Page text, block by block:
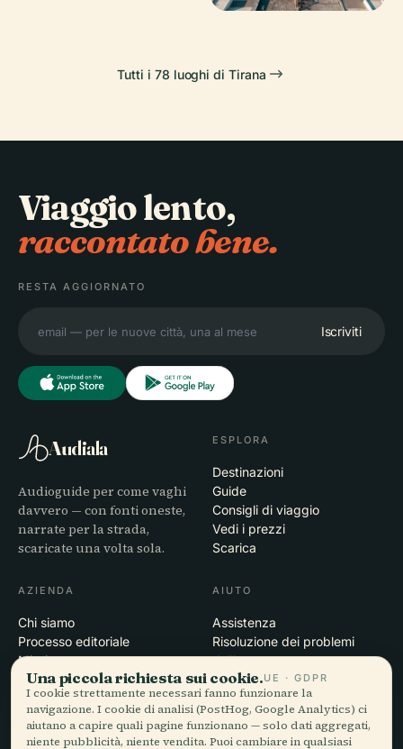
Tutti i 78 luoghi di Tirana
Viaggio lento,
raccontato bene.
RESTA AGGIORNATO
Iscriviti
Audiala
Audioguide per come vaghi
davvero — con fonti oneste,
narrate per la strada,
scaricate una volta sola.
ESPLORA
Destinazioni
Guide
Consigli di viaggio
Vedi i prezzi
Scarica
AZIENDA
Chi siamo
Processo editoriale
Missione
AIUTO
Assistenza
Risoluzione dei problemi
dell'app
Contatti
Diventa partner
LEGALE
Una piccola richiesta sui cookie.UE · GDPR
I cookie strettamente necessari fanno funzionare la
navigazione. I cookie di analisi (PostHog, Google Analytics) ci
aiutano a capire quali pagine funzionano — solo dati aggregati,
niente pubblicità, niente vendita. Puoi cambiare in qualsiasi